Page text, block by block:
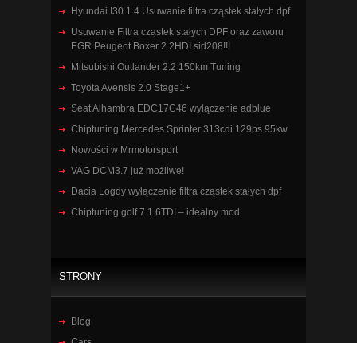
Hyundai I30 1.4 Usuwanie filtra cząstek stałych dpf
Usuwanie Filtra cząstek stałych DPF oraz zaworu
EGR Peugeot Boxer 2.2HDI sid208!!!
Mitsubishi Outlander 2.2 150km Tuning
Toyota Avensis 2.0 Stage1+
Seat Alhambra EDC17C46 wyłączenie adblue
Chiptuning Mercedes Sprinter 313cdi 129ps 95kw
Nowości w Mrmotorsport
VAG DCM3.7 już możliwe!
Dacia Logdy wyłączenie filtra cząstek stałych dpf
Chiptuning golf 7 1.6TDI – idealny mod
STRONY
Blog